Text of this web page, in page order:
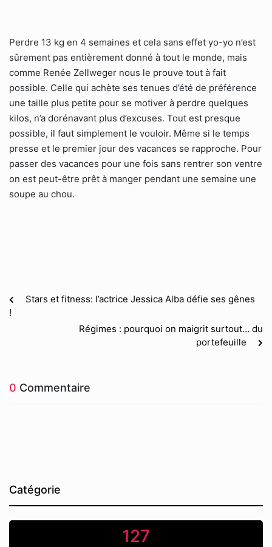
Perdre 13 kg en 4 semaines et cela sans effet yo-yo n’est
sûrement pas entièrement donné à tout le monde, mais
comme Renée Zellweger nous le prouve tout à fait
possible. Celle qui achète ses tenues d’été de préférence
une taille plus petite pour se motiver à perdre quelques
kilos, n’a dorénavant plus d’excuses. Tout est presque
possible, il faut simplement le vouloir. Même si le temps
presse et le premier jour des vacances se rapproche. Pour
passer des vacances pour une fois sans rentrer son ventre
on est peut-être prêt à manger pendant une semaine une
soupe au chou.
Stars et fitness: l’actrice Jessica Alba défie ses gênes
!
Régimes : pourquoi on maigrit surtout… du
portefeuille
0 Commentaire
Catégorie
127